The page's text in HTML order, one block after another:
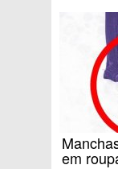
em